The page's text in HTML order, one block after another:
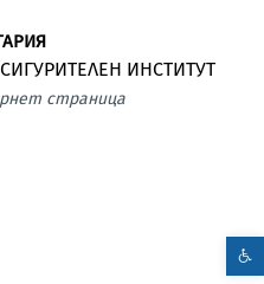
ИНСТИТУТ
страница